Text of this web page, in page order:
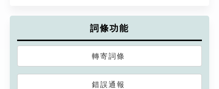
詞條功能
轉寄詞條
錯誤通報